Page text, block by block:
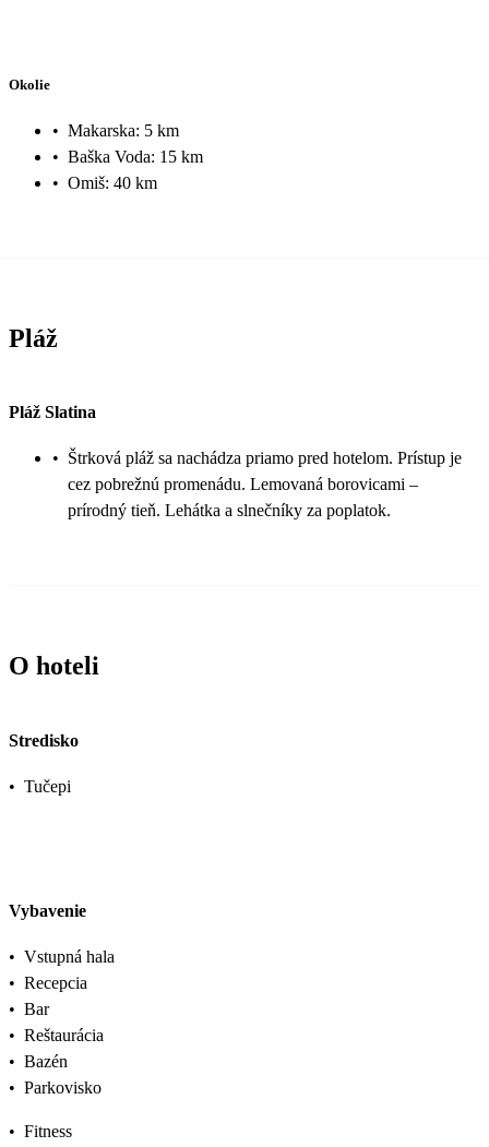
Okolie
• Makarska: 5 km
• Baška Voda: 15 km
• Omiš: 40 km
Pláž
Pláž Slatina
• Štrková pláž sa nachádza priamo pred hotelom. Prístup je
cez pobrežnú promenádu. Lemovaná borovicami –
prírodný tieň. Lehátka a slnečníky za poplatok.
O hoteli
Stredisko
• Tučepi
Vybavenie
• Vstupná hala
• Recepcia
• Bar
• Reštaurácia
• Bazén
• Parkovisko
• Fitness